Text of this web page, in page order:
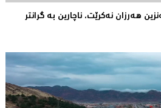
هەرزان نەکرێت، ناچارین بە گرانتر